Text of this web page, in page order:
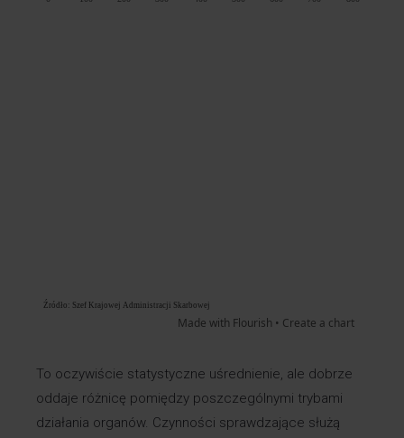
To oczywiście statystyczne uśrednienie, ale dobrze
oddaje różnicę pomiędzy poszczególnymi trybami
działania organów. Czynności sprawdzające służą